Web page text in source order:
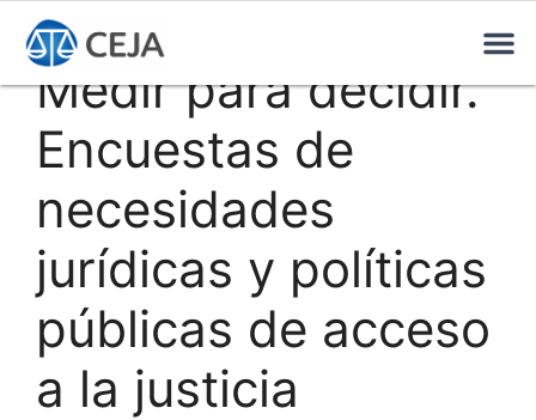
Medir para decidir.
Encuestas de
necesidades
jurídicas y políticas
públicas de acceso
a la justicia